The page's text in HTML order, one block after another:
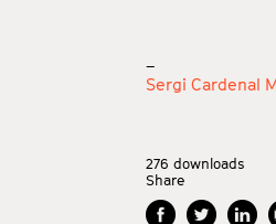
_
Sergi Cardenal
276 downloads
Share